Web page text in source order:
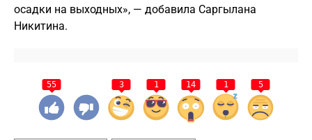
осадки на выходных», — добавила Саргылана
Никитина.
55 3 1 14 1 5